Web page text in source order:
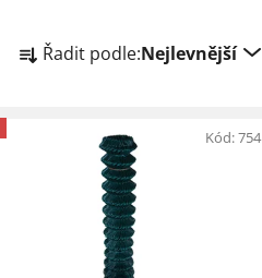
Ř
a Řadit podle:Nejlevnější
Kód:754